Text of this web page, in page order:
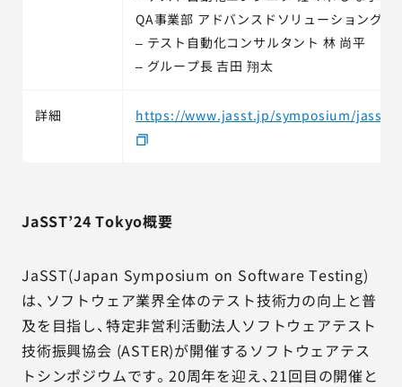
QA事業部 アドバンスドソリューショングル
– テスト自動化コンサルタント 林 尚平
– グループ長 吉田 翔太
詳細 https://www.jasst.jp/symposium/
JaSST’24 Tokyo概要
JaSST(Japan Symposium on Software Testing)
は、ソフトウェア業界全体のテスト技術力の向上と普
及を目指し、特定非営利活動法人ソフトウェアテスト
技術振興協会 (ASTER)が開催するソフトウェアテス
トシンポジウムです。20周年を迎え、21回目の開催と